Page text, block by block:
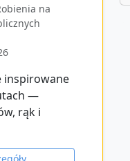
na
inspirowane
—
rąk i